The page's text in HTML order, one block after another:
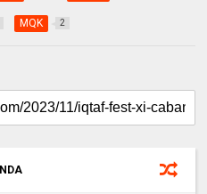
MQK 2